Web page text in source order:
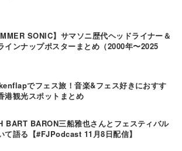
SONIC】サマソニ歴代ヘッドライナー＆
インナップポスターまとめ（2000年〜2025
でフェス旅！音楽&フェス好きにおすす
港観光スポットまとめ
BART BARON三船雅也さんとフェスティバル
て語る【#FJPodcast 11月8日配信】